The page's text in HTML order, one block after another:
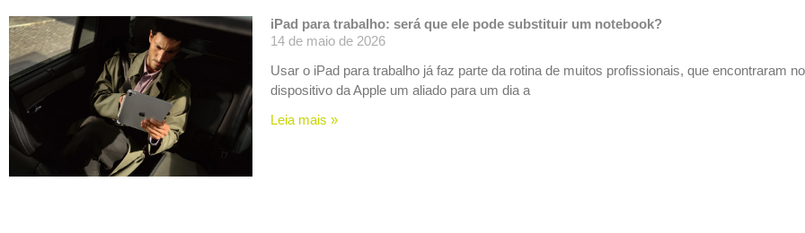
iPad para trabalho: será que ele pode substituir um notebook?
14 de maio de 2026
Usar o iPad para trabalho já faz parte da rotina de muitos profissionais, que encontraram no
dispositivo da Apple um aliado para um dia a
Leia mais »